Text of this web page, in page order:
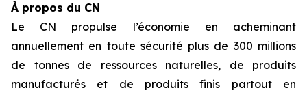
À propos du CN
Le CN propulse l’économie en acheminant
annuellement en toute sécurité plus de 300 millions
de tonnes de ressources naturelles, de produits
manufacturés et de produits finis partout en